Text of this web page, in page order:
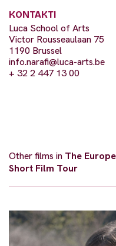
KONTAKTI
Luca School of Arts
Victor Rousseaulaan 75
1190 Brussel
info.narafi@luca-arts.be
+ 32 2 447 13 00
Other films in The
Short Film Tour